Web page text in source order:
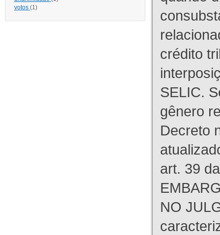
votos (1)
crédito
SELIC.
gênero
Decreto
art. 39
NO